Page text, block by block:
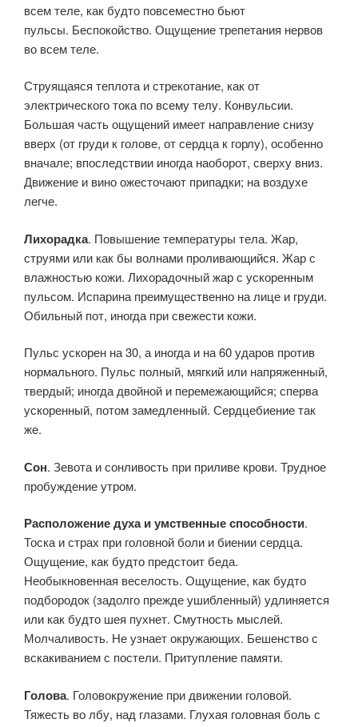
всем теле, как будто повсеместно бьют
пульсы. Беспокойство. Ощущение трепетания нервов
во всем теле.
Струящаяся теплота и стрекотание, как от
электрического тока по всему телу. Конвульсии.
Большая часть ощущений имеет направление снизу
вверх (от груди к голове, от сердца к горлу), особенно
вначале; впоследствии иногда наоборот, сверху вниз.
Движение и вино ожесточают припадки; на воздухе
легче.
Лихорадка. Повышение температуры тела. Жар,
струями или как бы волнами проливающийся. Жар с
влажностью кожи. Лихорадочный жар с ускоренным
пульсом. Испарина преимущественно на лице и груди.
Обильный пот, иногда при свежести кожи.
Пульс ускорен на 30, а иногда и на 60 ударов против
нормального. Пульс полный, мягкий или напряженный,
твердый; иногда двойной и перемежающийся; сперва
ускоренный, потом замедленный. Сердцебиение так
же.
Сон. Зевота и сонливость при приливе крови. Трудное
пробуждение утром.
Расположение духа и умственные способности.
Тоска и страх при головной боли и биении сердца.
Ощущение, как будто предстоит беда.
Необыкновенная веселость. Ощущение, как будто
подбородок (задолго прежде ушибленный) удлиняется
или как будто шея пухнет. Смутность мыслей.
Молчаливость. Не узнает окружающих. Бешенство с
вскакиванием с постели. Притупление памяти.
Голова. Головокружение при движении головой.
Тяжесть во лбу, над глазами. Глухая головная боль с